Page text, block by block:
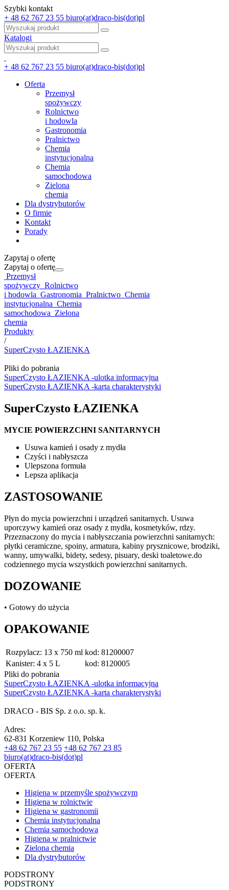
Szybki kontakt
+ 48 62 767 23 55 biuro(at)draco-bis(dot)pl
Katalogi
+ 48 62 767 23 55 biuro(at)draco-bis(dot)pl
Oferta
Przemysł
spożywczy
Rolnictwo
i hodowla
Gastronomia
Pralnictwo
Chemia
instytucjonalna
Chemia
samochodowa
Zielona
chemia
Dla dystrybutorów
O firmie
Kontakt
Porady
Zapytaj o ofertę
Zapytaj o ofertę
Przemysł
spożywczy Rolnictwo
i hodowla Gastronomia Pralnictwo Chemia
instytucjonalna Chemia
samochodowa Zielona
chemia
Produkty
/
SuperCzysto ŁAZIENKA
Pliki do pobrania
SuperCzysto ŁAZIENKA -ulotka informacyjna
SuperCzysto ŁAZIENKA -karta charakterystyki
SuperCzysto ŁAZIENKA
MYCIE POWIERZCHNI SANITARNYCH
Usuwa kamień i osady z mydła
Czyści i nabłyszcza
Ulepszona formuła
Lepsza aplikacja
ZASTOSOWANIE
Płyn do mycia powierzchni i urządzeń sanitarnych. Usuwa
uporczywy kamień oraz osady z mydła, kosmetyków, rdzy.
Przeznaczony do mycia i nabłyszczania powierzchni sanitarnych:
płytki ceramiczne, spoiny, armatura, kabiny prysznicowe, brodziki,
wanny, umywalki, bidety, sedesy, pisuary, deski toaletowe.do
codziennego mycia wszystkich powierzchni sanitarnych.
DOZOWANIE
• Gotowy do użycia
OPAKOWANIE
Rozpylacz: 13 x 750 ml kod: 81200007
Kanister: 4 x 5 L
kod: 8120005
Pliki do pobrania
SuperCzysto ŁAZIENKA -ulotka informacyjna
SuperCzysto ŁAZIENKA -karta charakterystyki
DRACO - BIS Sp. z o.o. sp. k.
Adres:
62-831 Korzeniew 110, Polska
+48 62 767 23 55 +48 62 767 23 85
biuro(at)draco-bis(dot)pl
OFERTA
OFERTA
Higiena w przemyśle spożywczym
Higiena w rolnictwie
Higiena w gastronomii
Chemia instytucjonalna
Chemia samochodowa
Higiena w pralnictwie
Zielona chemia
Dla dystrybutorów
PODSTRONY
PODSTRONY